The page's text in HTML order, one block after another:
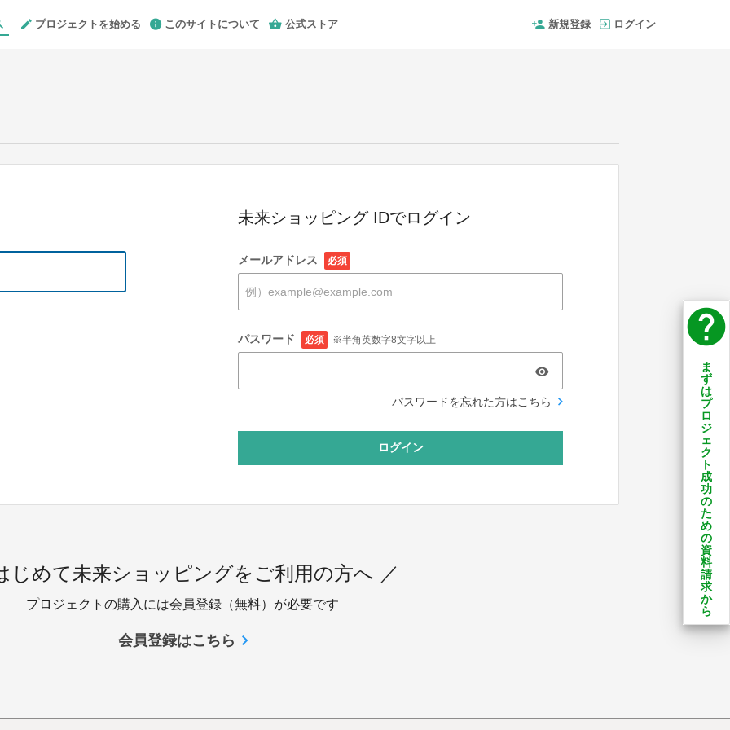
プロジェクトを始める このサイトについて 公式ストア 新規登録 ログイン
未来ショッピング IDでログイン
メールアドレス 必須
パスワード 必須 ※半角英数字8文字以上
パスワードを忘れた方はこちら
ログイン
じめて未来ショッピングをご利用の方へ ／
プロジェクトの購入には会員登録（無料）が必要です
会員登録はこちら
help
ま
ず
は
プ
ロ
ジ
ェ
ク
ト
成
功
の
た
め
の
資
料
請
求
か
ら